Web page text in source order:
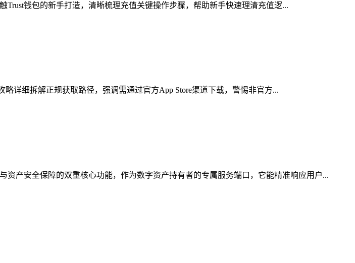
钱包的新手打造，清晰梳理充值关键操作步骤，帮助新手快速理清充值逻...
详细拆解正规获取路径，强调需通过官方App Store渠道下载，警惕非官方...
产安全保障的双重核心功能，作为数字资产持有者的专属服务端口，它能精准响应用户...